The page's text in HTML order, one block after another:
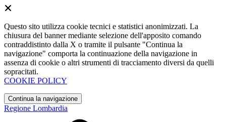
Questo sito utilizza cookie tecnici e statistici anonimizzati. La
chiusura del banner mediante selezione dell'apposito comando
contraddistinto dalla X o tramite il pulsante "Continua la
navigazione" comporta la continuazione della navigazione in
assenza di cookie o altri strumenti di tracciamento diversi da quelli
sopracitati.
COOKIE POLICY
Continua la navigazione
Regione Lombardia